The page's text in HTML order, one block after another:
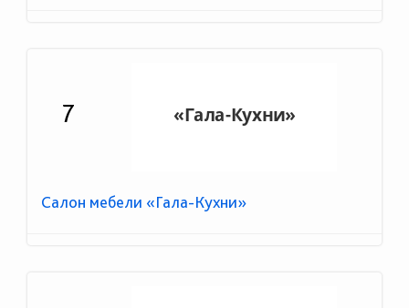
7
Салон мебели «Гала-Кухни»